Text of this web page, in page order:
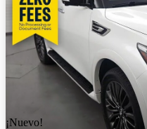
¡Nuevo!